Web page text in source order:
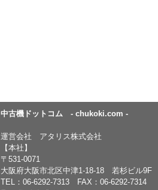
中古機ドットコム - chukoki.com -
運営会社 アタリス株式会社
【本社】
〒531-0071
大阪府大阪市北区中津1-18-18 若杉ビル9F
TEL： 06-6292-7313 FAX：06-6292-7314